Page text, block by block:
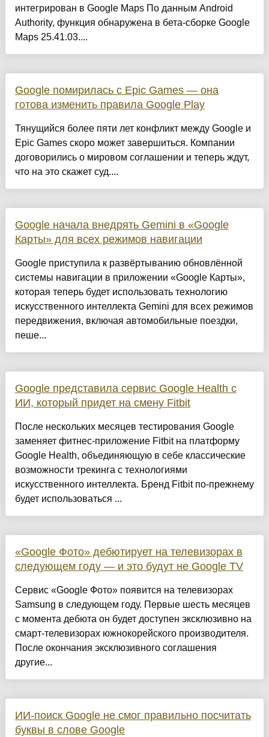
интегрирован в Google Maps По данным Android
Authority, функция обнаружена в бета-сборке Google
Maps 25.41.03....
Google помирилась с Epic Games — она
готова изменить правила Google Play
Тянущийся более пяти лет конфликт между Google и
Epic Games скоро может завершиться. Компании
договорились о мировом соглашении и теперь ждут,
что на это скажет суд....
Google начала внедрять Gemini в «Google
Карты» для всех режимов навигации
Google приступила к развёртыванию обновлённой
системы навигации в приложении «Google Карты»,
которая теперь будет использовать технологию
искусственного интеллекта Gemini для всех режимов
передвижения, включая автомобильные поездки,
пеше...
Google представила сервис Google Health с
ИИ, который придет на смену Fitbit
После нескольких месяцев тестирования Google
заменяет фитнес-приложение Fitbit на платформу
Google Health, объединяющую в себе классические
возможности трекинга с технологиями
искусственного интеллекта. Бренд Fitbit по-прежнему
будет использоваться ...
«Google Фото» дебютирует на телевизорах в
следующем году — и это будут не Google TV
Сервис «Google Фото» появится на телевизорах
Samsung в следующем году. Первые шесть месяцев
с момента дебюта он будет доступен эксклюзивно на
смарт-телевизорах южнокорейского производителя.
После окончания эксклюзивного соглашения
другие...
ИИ-поиск Google не смог правильно посчитать
буквы в слове Google